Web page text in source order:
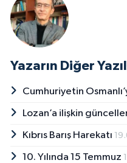
Yazarın Diğer
Cumhuriyetin
Lozan’a ilişkin
Kıbrıs Barış Harekatı
10. Yılında 15 Temmuz